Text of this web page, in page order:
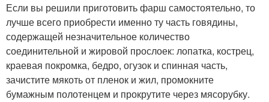
Если вы решили приготовить фарш самостоятельно, то
лучше всего приобрести именно ту часть говядины,
содержащей незначительное количество
соединительной и жировой прослоек: лопатка, кострец,
краевая покромка, бедро, огузок и спинная часть,
зачистите мякоть от пленок и жил, промокните
бумажным полотенцем и прокрутите через мясорубку.